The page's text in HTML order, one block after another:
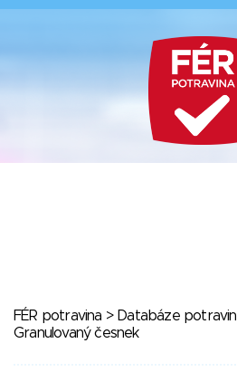
FÉR potravina > Databáze potravin
Granulovaný česnek